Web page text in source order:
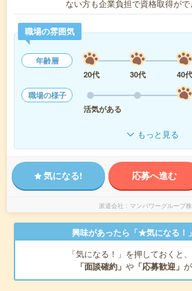
ない方も企業負担で資格取得が
職場の雰囲気
年齢層
20代
30代 40代
職場の様子
活気がある
もっと見る
気になる! 応募へ進む
派遣会社 マンパワーグループ
興味があったら「★気になる！
「気になる！」を押しておくと
「面談確約」 や 「応募歓迎」